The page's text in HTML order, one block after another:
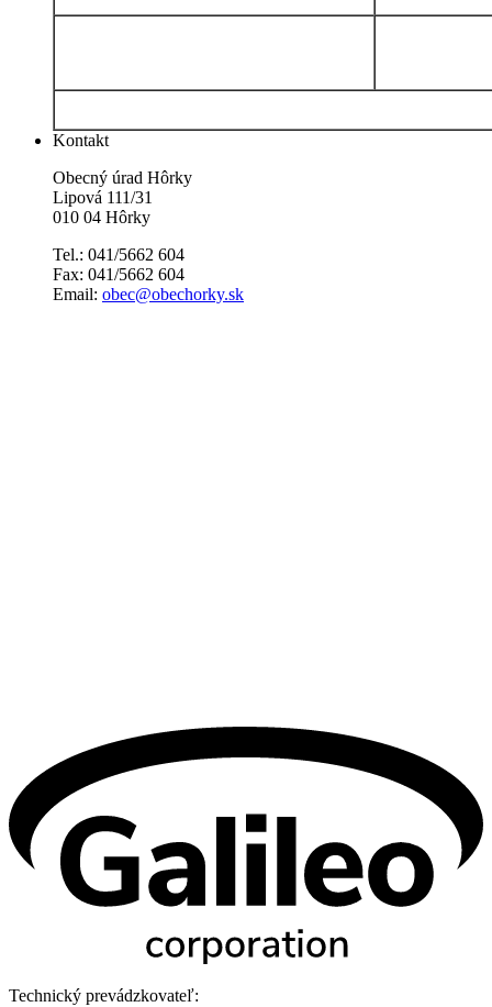
Kontakt
Obecný úrad Hôrky
Lipová 111/31
010 04 Hôrky
Tel.: 041/5662 604
Fax: 041/5662 604
Email: obec@obechorky.sk
Technický prevádzkovateľ: